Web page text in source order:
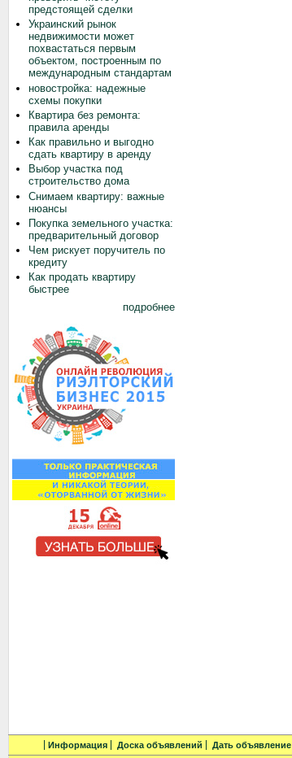
предстоящей сделки
Украинский рынок
недвижимости может
похвастаться первым
объектом, построенным по
международным стандартам
новостройка: надежные
схемы покупки
Квартира без ремонта:
правила аренды
Как правильно и выгодно
сдать квартиру в аренду
Выбор участка под
строительство дома
Снимаем квартиру: важные
нюансы
Покупка земельного участка:
предварительный договор
Чем рискует поручитель по
кредиту
Как продать квартиру
быстрее
подробнее
Информация Доска объявлений Дать объявление